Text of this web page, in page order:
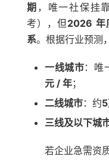
期 ，唯一社保挂
考），但 2026 年
系。根据行业预测
一线城市：唯
元 / 年；
二线城市：约
三线及以下城
若企业急需资